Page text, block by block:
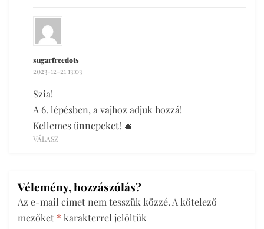
sugarfreedots
2023-12-21 13:03
Szia!
A 6. lépésben, a vajhoz adjuk hozzá!
Kellemes ünnepeket! 🎄
VÁLASZ
Vélemény, hozzászólás?
Az e-mail címet nem tesszük közzé. A kötelező
mezőket * karakterrel jelöltük